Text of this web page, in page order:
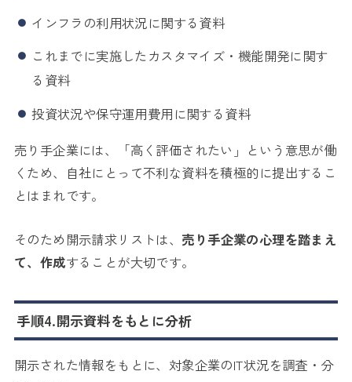
インフラの利用状況に関する資料
これまでに実施したカスタマイズ・機能開発に関す
る資料
投資状況や保守運用費用に関する資料
売り手企業には、「高く評価されたい」という意思が働
くため、自社にとって不利な資料を積極的に提出するこ
とはまれです。
そのため開示請求リストは、 売り手企業の心理を踏まえ
て、作成することが大切です。
手順4.開示資料をもとに分析
開示された情報をもとに、対象企業のIT状況を調査・分